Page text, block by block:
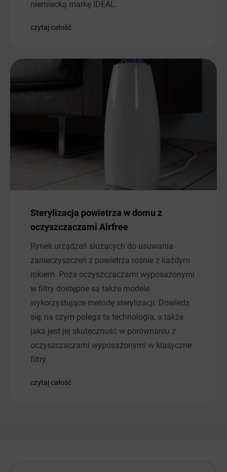
niemiecką markę IDEAL.
czytaj całość
Sterylizacja powietrza w domu z
oczyszczaczami Airfree
Rynek urządzeń służących do usuwania
zanieczyszczeń z powietrza rośnie z każdym
rokiem. Poza oczyszczaczami wyposażonymi
w filtry dostępne są także modele
wykorzystujące metodę sterylizacji. Dowiedz
się, na czym polega ta technologia, a także
jaka jest jej skuteczność w porównaniu z
oczyszczaczami wyposażonymi w klasyczne
filtry.
czytaj całość